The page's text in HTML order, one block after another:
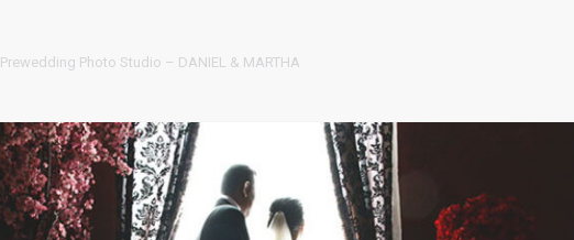
Prewedding Photo Studio – DANIEL & MARTHA